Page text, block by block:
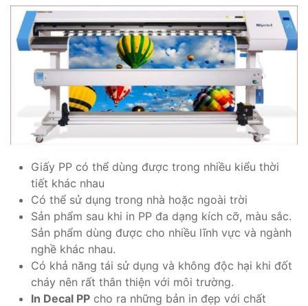
Giấy PP có thể dùng được trong nhiều kiểu thời
tiết khác nhau
Có thể sử dụng trong nhà hoặc ngoài trời
Sản phẩm sau khi in PP đa dạng kích cỡ, màu sắc.
Sản phẩm dùng được cho nhiều lĩnh vực và ngành
nghề khác nhau.
Có khả năng tái sử dụng và không độc hại khi đốt
cháy nên rất thân thiện với môi trường.
In Decal PP cho ra những bản in đẹp với chất